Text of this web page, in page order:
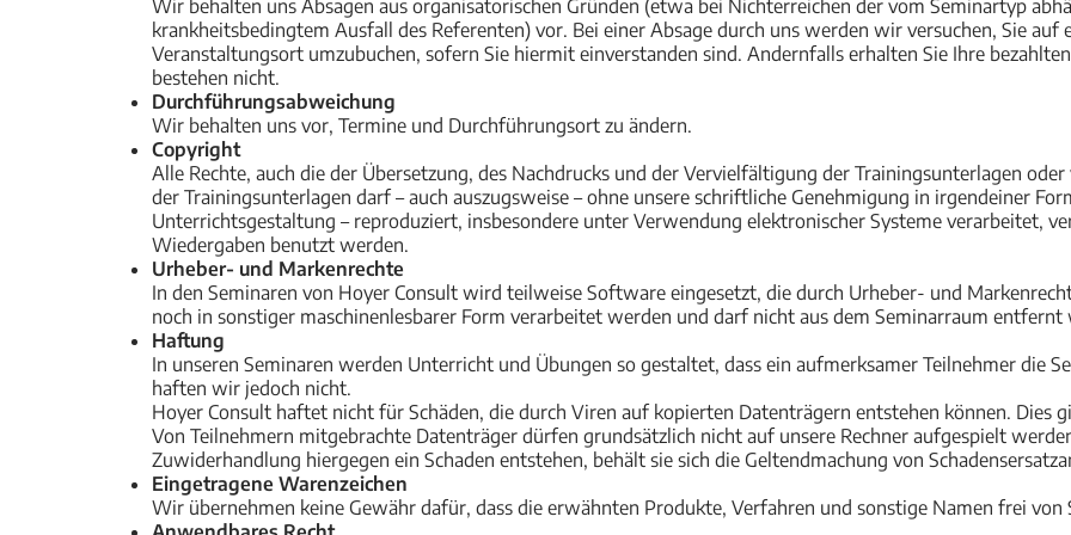
Wir behalten uns Absagen aus organisatorischen Gründen (etwa bei Nichterreichen der vom Seminartyp
krankheitsbedingtem Ausfall des Referenten) vor. Bei einer Absage durch uns werden wir versuchen, Sie auf
Veranstaltungsort umzubuchen, sofern Sie hiermit einverstanden sind. Andernfalls erhalten Sie Ihre
bestehen nicht.
Durchführungsabweichung
Wir behalten uns vor, Termine und Durchführungsort zu ändern.
Copyright
Alle Rechte, auch die der Übersetzung, des Nachdrucks und der Vervielfältigung der Trainingsunterlagen
der Trainingsunterlagen darf – auch auszugsweise – ohne unsere schriftliche Genehmigung in irgendeiner
Unterrichtsgestaltung – reproduziert, insbesondere unter Verwendung elektronischer Systeme verarbeitet,
Wiedergaben benutzt werden.
Urheber- und Markenrechte
In den Seminaren von Hoyer Consult wird teilweise Software eingesetzt, die durch Urheber- und
noch in sonstiger maschinenlesbarer Form verarbeitet werden und darf nicht aus dem Seminarraum entfernt
Haftung
In unseren Seminaren werden Unterricht und Übungen so gestaltet, dass ein aufmerksamer Teilnehmer die
haften wir jedoch nicht.
Hoyer Consult haftet nicht für Schäden, die durch Viren auf kopierten Datenträgern entstehen können. Dies
Von Teilnehmern mitgebrachte Datenträger dürfen grundsätzlich nicht auf unsere Rechner aufgespielt
Zuwiderhandlung hiergegen ein Schaden entstehen, behält sie sich die Geltendmachung von
Eingetragene Warenzeichen
Wir übernehmen keine Gewähr dafür, dass die erwähnten Produkte, Verfahren und sonstige Namen frei